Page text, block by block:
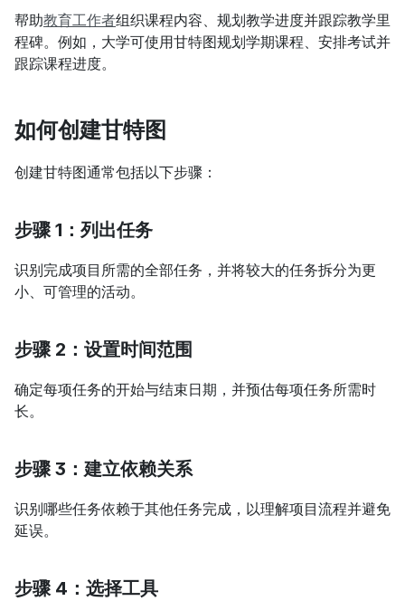
帮助教育工作者组织课程内容、规划教学进度并跟踪教学里
程碑。例如，大学可使用甘特图规划学期课程、安排考试并
跟踪课程进度。
如何创建甘特图
创建甘特图通常包括以下步骤：
步骤 1：列出任务
识别完成项目所需的全部任务，并将较大的任务拆分为更
小、可管理的活动。
步骤 2：设置时间范围
确定每项任务的开始与结束日期，并预估每项任务所需时
长。
步骤 3：建立依赖关系
识别哪些任务依赖于其他任务完成，以理解项目流程并避免
延误。
步骤 4：选择工具